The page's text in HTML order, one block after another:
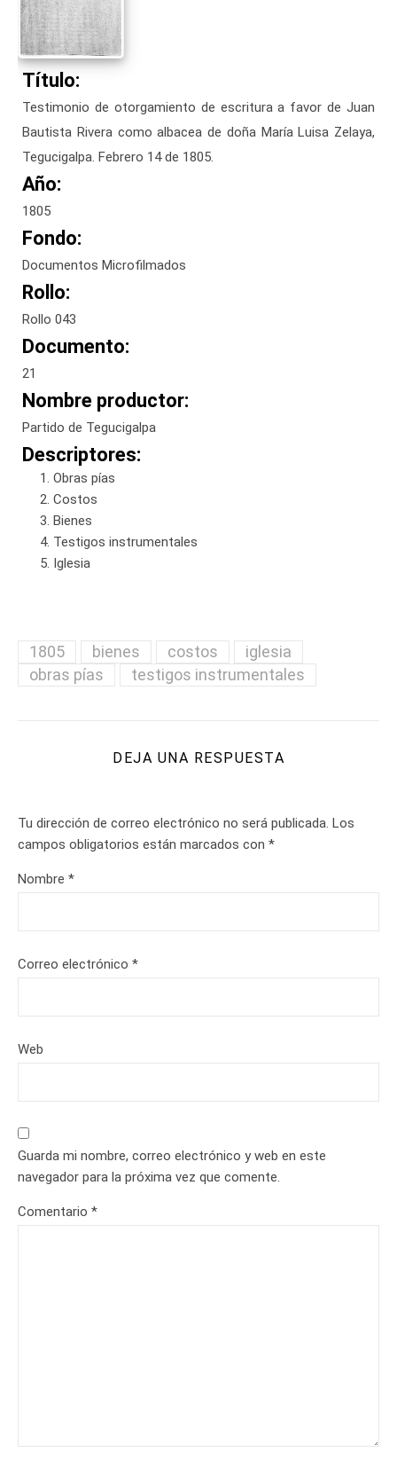
Título:
Testimonio de otorgamiento de escritura a favor de Juan
Bautista Rivera como albacea de doña María Luisa Zelaya,
Tegucigalpa. Febrero 14 de 1805.
Año:
1805
Fondo:
Documentos Microfilmados
Rollo:
Rollo 043
Documento:
21
Nombre productor:
Partido de Tegucigalpa
Descriptores:
Obras pías
Costos
Bienes
Testigos instrumentales
Iglesia
1805 bienes costos
iglesia
obras pías
testigos instrumentales
DEJA UNA RESPUESTA
Tu dirección de correo electrónico no será publicada. Los
campos obligatorios están marcados con *
Nombre *
Correo electrónico *
Web
Guarda mi nombre, correo electrónico y web en este
navegador para la próxima vez que comente.
Comentario *